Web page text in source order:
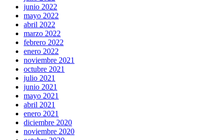
junio 2022
mayo 2022
abril 2022
marzo 2022
febrero 2022
enero 2022
noviembre 2021
octubre 2021
julio 2021
junio 2021
mayo 2021
abril 2021
enero 2021
diciembre 2020
noviembre 2020